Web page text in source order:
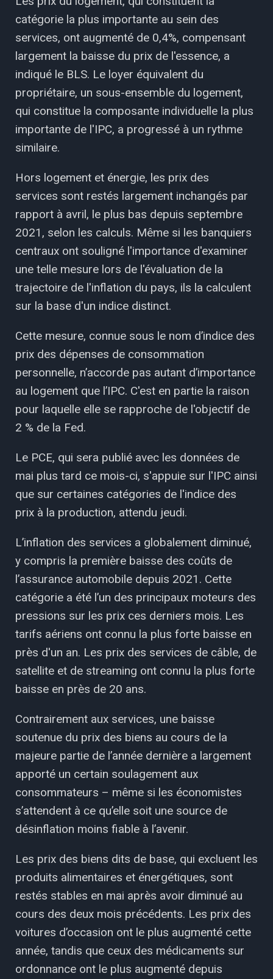
catégorie la plus importante au sein des
services, ont augmenté de 0,4%, compensant
largement la baisse du prix de l'essence, a
indiqué le BLS. Le loyer équivalent du
propriétaire, un sous-ensemble du logement,
qui constitue la composante individuelle la plus
importante de l'IPC, a progressé à un rythme
similaire.
Hors logement et énergie, les prix des
services sont restés largement inchangés par
rapport à avril, le plus bas depuis septembre
2021, selon les calculs. Même si les banquiers
centraux ont souligné l'importance d'examiner
une telle mesure lors de l'évaluation de la
trajectoire de l'inflation du pays, ils la calculent
sur la base d'un indice distinct.
Cette mesure, connue sous le nom d’indice des
prix des dépenses de consommation
personnelle, n’accorde pas autant d’importance
au logement que l’IPC. C'est en partie la raison
pour laquelle elle se rapproche de l'objectif de
2 % de la Fed.
Le PCE, qui sera publié avec les données de
mai plus tard ce mois-ci, s'appuie sur l'IPC ainsi
que sur certaines catégories de l'indice des
prix à la production, attendu jeudi.
L’inflation des services a globalement diminué,
y compris la première baisse des coûts de
l’assurance automobile depuis 2021. Cette
catégorie a été l’un des principaux moteurs des
pressions sur les prix ces derniers mois. Les
tarifs aériens ont connu la plus forte baisse en
près d'un an. Les prix des services de câble, de
satellite et de streaming ont connu la plus forte
baisse en près de 20 ans.
Contrairement aux services, une baisse
soutenue du prix des biens au cours de la
majeure partie de l’année dernière a largement
apporté un certain soulagement aux
consommateurs – même si les économistes
s’attendent à ce qu’elle soit une source de
désinflation moins fiable à l’avenir.
Les prix des biens dits de base, qui excluent les
produits alimentaires et énergétiques, sont
restés stables en mai après avoir diminué au
cours des deux mois précédents. Les prix des
voitures d’occasion ont le plus augmenté cette
année, tandis que ceux des médicaments sur
ordonnance ont le plus augmenté depuis